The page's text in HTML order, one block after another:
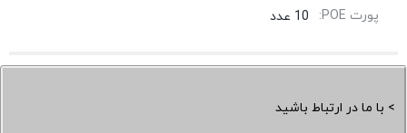
پورت POE: 10 عدد
> با ما در ارتباط باشید